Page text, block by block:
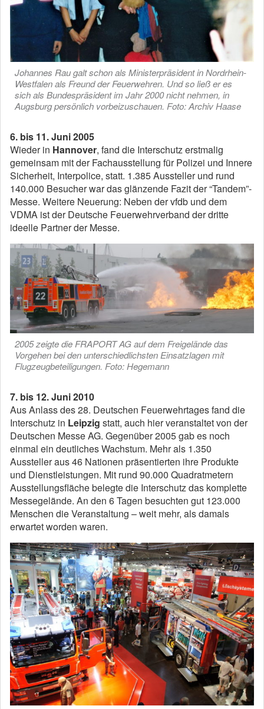
Johannes Rau galt schon als Ministerpräsident in Nordrhein-
Westfalen als Freund der Feuerwehren. Und so ließ er es
sich als Bundespräsident im Jahr 2000 nicht nehmen, in
Augsburg persönlich vorbeizuschauen. Foto: Archiv Haase
6. bis 11. Juni 2005
Wieder in Hannover, fand die Interschutz erstmalig
gemeinsam mit der Fachausstellung für Polizei und Innere
Sicherheit, Interpolice, statt. 1.385 Aussteller und rund
140.000 Besucher war das glänzende Fazit der “Tandem”-
Messe. Weitere Neuerung: Neben der vfdb und dem
VDMA ist der Deutsche Feuerwehrverband der dritte
ideelle Partner der Messe.
2005 zeigte die FRAPORT AG auf dem Freigelände das
Vorgehen bei den unterschiedlichsten Einsatzlagen mit
Flugzeugbeteiligungen. Foto: Hegemann
7. bis 12. Juni 2010
Aus Anlass des 28. Deutschen Feuerwehrtages fand die
Interschutz in Leipzig statt, auch hier veranstaltet von der
Deutschen Messe AG. Gegenüber 2005 gab es noch
einmal ein deutliches Wachstum. Mehr als 1.350
Aussteller aus 46 Nationen präsentierten ihre Produkte
und Dienstleistungen. Mit rund 90.000 Quadratmetern
Ausstellungsfläche belegte die Interschutz das komplette
Messegelände. An den 6 Tagen besuchten gut 123.000
Menschen die Veranstaltung – weit mehr, als damals
erwartet worden waren.